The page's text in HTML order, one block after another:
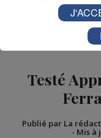
Testé
Publié par La
- Mis à